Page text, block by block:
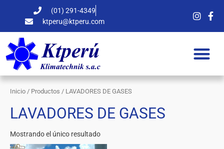
contenido
(01) 291-4349
ktperu@ktperu.com
Inicio / Productos / LAVADORES DE GASES
LAVADORES DE GASES
Mostrando el único resultado